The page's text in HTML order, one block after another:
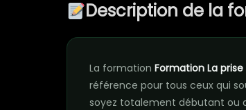
Description de la
La formation Formation La
référence pour tous ceux qui
soyez totalement débutant ou